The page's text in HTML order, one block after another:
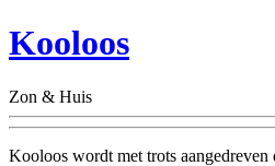
Kooloos
Zon & Huis
Kooloos wordt met trots aangedreven